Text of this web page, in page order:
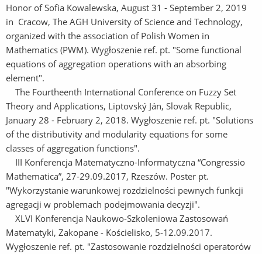
Honor of Sofia Kowalewska, August 31 - September 2, 2019
in Cracow, The AGH University of Science and Technology,
organized with the association of Polish Women in
Mathematics (PWM). Wygłoszenie ref. pt. "Some functional
equations of aggregation operations with an absorbing
element".
The Fourtheenth International Conference on Fuzzy Set
Theory and Applications, Liptovský Ján, Slovak Republic,
January 28 - February 2, 2018. Wygłoszenie ref. pt. "Solutions
of the distributivity and modularity equations for some
classes of aggregation functions".
III Konferencja Matematyczno-Informatyczna “Congressio
Mathematica”, 27-29.09.2017, Rzeszów. Poster pt.
"Wykorzystanie warunkowej rozdzielności pewnych funkcji
agregacji w problemach podejmowania decyzji".
XLVI Konferencja Naukowo-Szkoleniowa Zastosowań
Matematyki, Zakopane - Kościelisko, 5-12.09.2017.
Wygłoszenie ref. pt. "Zastosowanie rozdzielności operatorów